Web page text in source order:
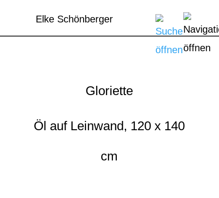
Elke Schönberger
Gloriette
Öl auf Leinwand, 120 x 140
cm